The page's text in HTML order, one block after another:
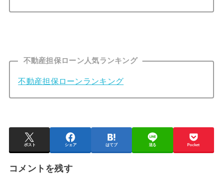
不動産担保ローン人気ランキング
不動産担保ローンランキング
ポスト シェア はてブ 送る Pocket
コメントを残す